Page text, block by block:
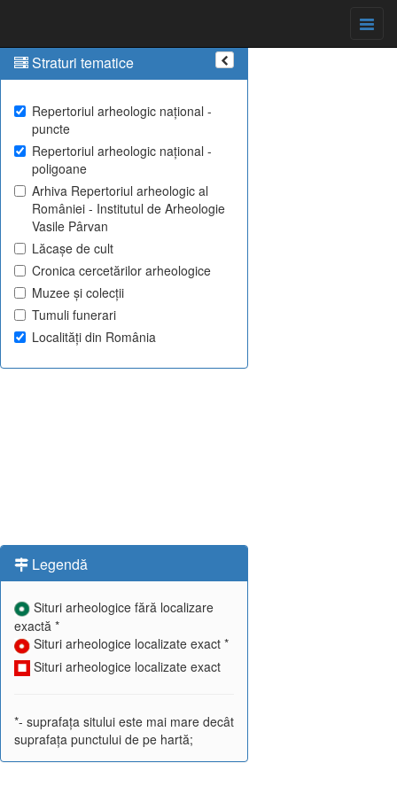
Straturi tematice
Repertoriul arheologic național -
puncte
Repertoriul arheologic național -
poligoane
Arhiva Repertoriul arheologic al
României - Institutul de Arheologie
Vasile Pârvan
Lăcașe de cult
Cronica cercetărilor arheologice
Muzee și colecții
Tumuli funerari
Localități din România
Legendă
Situri arheologice fără localizare
exactă *
Situri arheologice localizate exact *
Situri arheologice localizate exact
*- suprafața sitului este mai mare decât
suprafața punctului de pe hartă;